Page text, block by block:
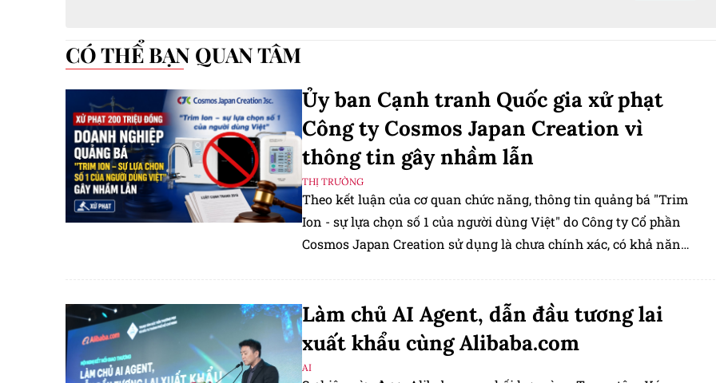
CÓ THỂ BẠN QUAN TÂM
Ủy ban Cạnh tranh Quốc gia xử phạt
Công ty Cosmos Japan Creation vì
thông tin gây nhầm lẫn
THỊ TRƯỜNG
Theo kết luận của cơ quan chức năng, thông tin quảng bá "Trim
Ion - sự lựa chọn số 1 của người dùng Việt" do Công ty Cổ phần
Cosmos Japan Creation sử dụng là chưa chính xác, có khả năng
Làm chủ AI Agent, dẫn đầu tương lai
xuất khẩu cùng Alibaba.com
AI